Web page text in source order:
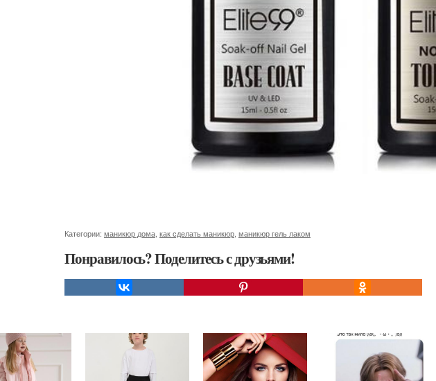
Категории: маникюр дома как сделать маникюр маникюр гель лаком
Понравилось? Поделитесь с друзьями!